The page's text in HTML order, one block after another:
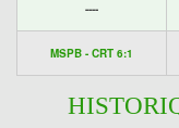
----
MSPB - CRT 6:1